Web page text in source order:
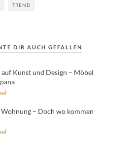
TREND
DIR AUCH GEFALLEN
Kunst und Design – Möbel
– Doch wo kommen